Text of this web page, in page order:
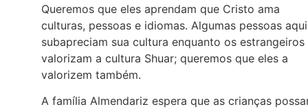
Queremos que eles aprendam que Cristo ama
culturas, pessoas e idiomas. Algumas pessoas aqui
subapreciam sua cultura enquanto os estrangeiros
valorizam a cultura Shuar; queremos que eles a
valorizem também.
A família Almendariz espera que as crianças